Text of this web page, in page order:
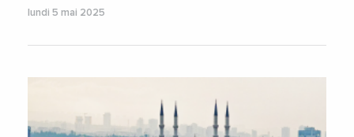
lundi 5 mai 2025